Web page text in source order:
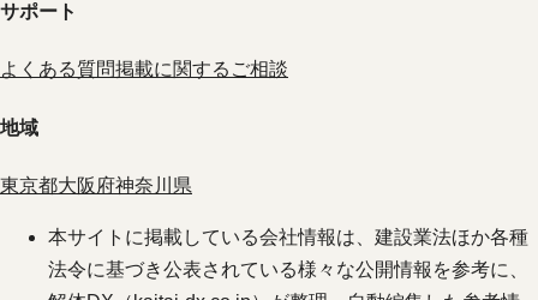
サポート
よくある質問掲載に関するご相談
地域
東京都大阪府神奈川県
本サイトに掲載している会社情報は、建設業法ほか各種
法令に基づき公表されている様々な公開情報を参考に、